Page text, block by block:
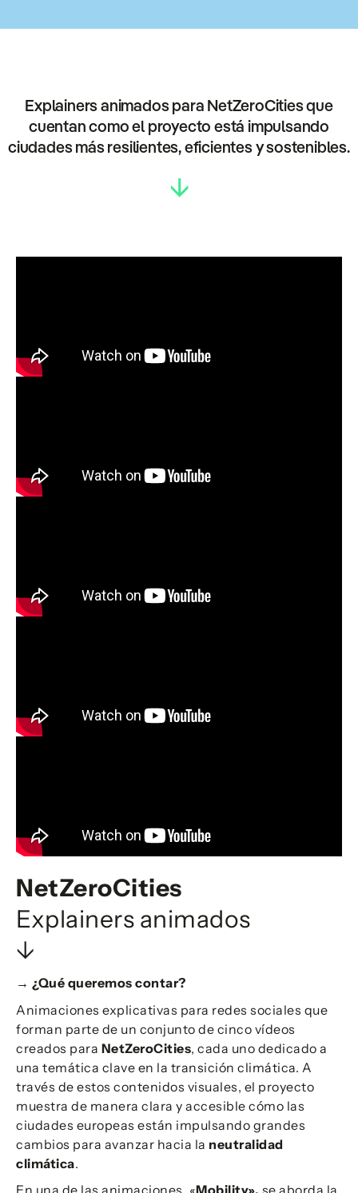
Explainers animados para NetZeroCities que
cuentan como el proyecto está impulsando
ciudades más resilientes, eficientes y sostenibles.
↓
NetZeroCities
Explainers animados
↓
→ ¿Qué queremos contar?
Animaciones explicativas para redes sociales que
forman parte de un conjunto de cinco vídeos
creados para NetZeroCities, cada uno dedicado a
una temática clave en la transición climática. A
través de estos contenidos visuales, el proyecto
muestra de manera clara y accesible cómo las
ciudades europeas están impulsando grandes
cambios para avanzar hacia la neutralidad
climática.